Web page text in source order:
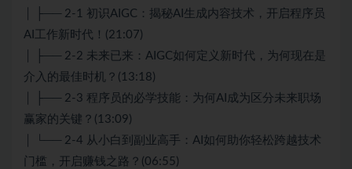
│ ├── 2-1 初识AIGC：揭秘AI生成内容技术，开启程序员
AI工作新时代！(21:07)
│ ├── 2-2 未来已来：AIGC如何定义新时代，为何现在是
介入的最佳时机？(13:18)
│ ├── 2-3 程序员的必学技能：为何AI成为区分未来职场
赢家的关键？(13:09)
│ └── 2-4 从小白到副业高手：AI如何助你轻松跨越技术
门槛，开启赚钱之路？(06:55)